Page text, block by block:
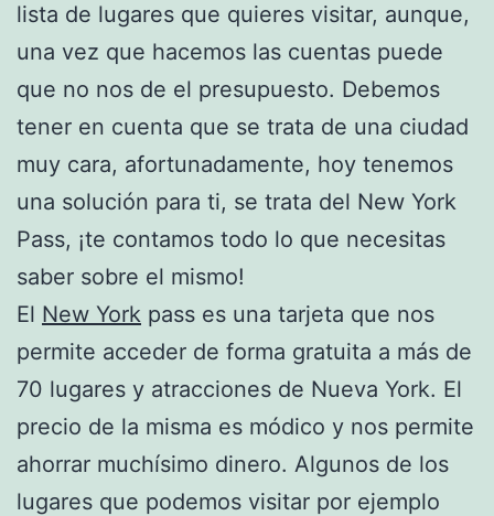
lista de lugares que quieres visitar, aunque,
una vez que hacemos las cuentas puede
que no nos de el presupuesto. Debemos
tener en cuenta que se trata de una ciudad
muy cara, afortunadamente, hoy tenemos
una solución para ti, se trata del New York
Pass, ¡te contamos todo lo que necesitas
saber sobre el mismo!
El New York pass es una tarjeta que nos
permite acceder de forma gratuita a más de
70 lugares y atracciones de Nueva York. El
precio de la misma es módico y nos permite
ahorrar muchísimo dinero. Algunos de los
lugares que podemos visitar por ejemplo